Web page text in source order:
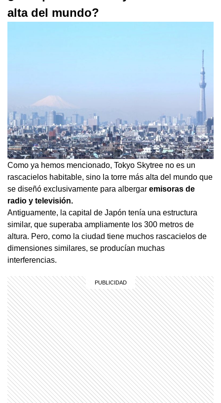
alta del mundo?
Como ya hemos mencionado, Tokyo Skytree no es un
rascacielos habitable, sino la torre más alta del mundo que
se diseñó exclusivamente para albergar emisoras de
radio y televisión.
Antiguamente, la capital de Japón tenía una estructura
similar, que superaba ampliamente los 300 metros de
altura. Pero, como la ciudad tiene muchos rascacielos de
dimensiones similares, se producían muchas
interferencias.